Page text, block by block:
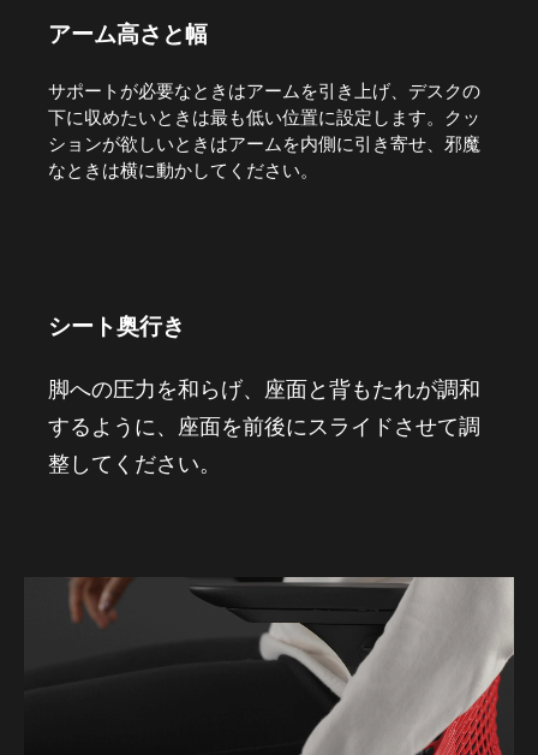
アーム高さと幅
サポートが必要なときはアームを引き上げ、デスクの
下に収めたいときは最も低い位置に設定します。クッ
ションが欲しいときはアームを内側に引き寄せ、邪魔
なときは横に動かしてください。
シート奥行き
脚への圧力を和らげ、座面と背もたれが調和
するように、座面を前後にスライドさせて調
整してください。